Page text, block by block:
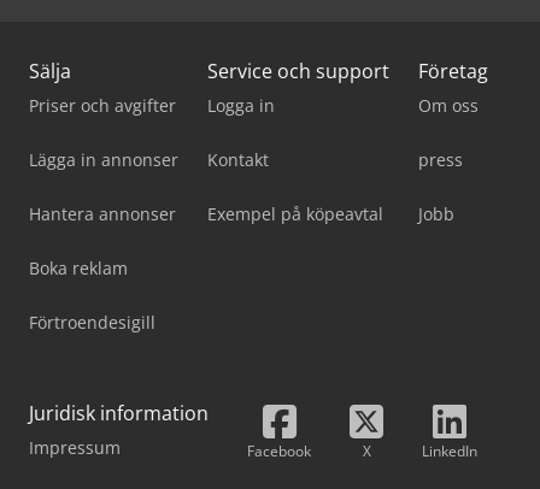
Sälja
Priser och avgifter
Lägga in annonser
Hantera annonser
Boka reklam
Förtroendesigill
Service och support
Logga in
Kontakt
Exempel på köpeavtal
Företag
Om oss
press
Jobb
Juridisk information
Impressum Facebook X LinkedIn